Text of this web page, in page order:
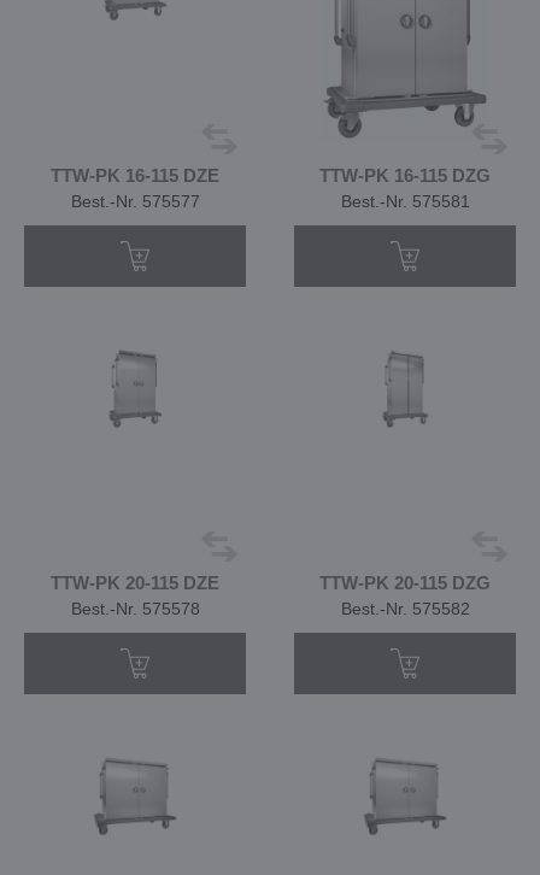
TTW-PK 16-115 DZE
Best.-Nr. 575577
TTW-PK 16-115 DZG
Best.-Nr. 575581
TTW-PK 20-115 DZE
Best.-Nr. 575578
TTW-PK 20-115 DZG
Best.-Nr. 575582